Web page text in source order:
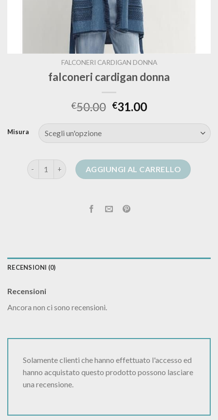
FALCONERI CARDIGAN DONNA
falconeri cardigan donna
€50.00 €31.00
Misura
falconeri cardigan donna quantità
AGGIUNGI AL CARRELLO
RECENSIONI (0)
Recensioni
Ancora non ci sono recensioni.
Solamente clienti che hanno effettuato l'accesso ed
hanno acquistato questo prodotto possono lasciare
una recensione.